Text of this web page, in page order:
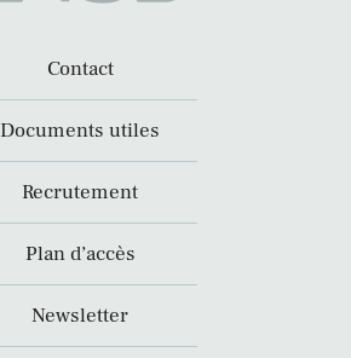
Contact
Documents utiles
Recrutement
Plan d’accès
Newsletter